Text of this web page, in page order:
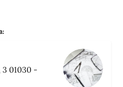
3 01030 -